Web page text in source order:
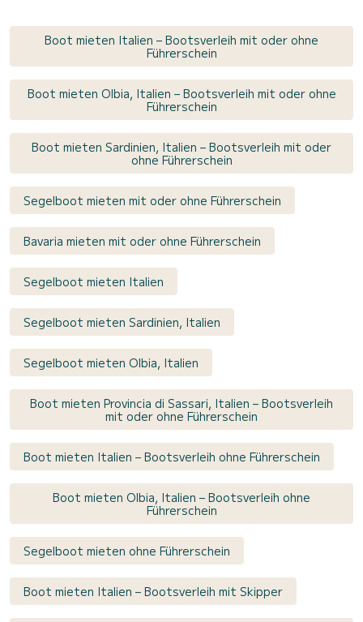
Boot mieten Italien – Bootsverleih mit oder ohne
Führerschein
Boot mieten Olbia, Italien – Bootsverleih mit oder ohne
Führerschein
Boot mieten Sardinien, Italien – Bootsverleih mit oder
ohne Führerschein
Segelboot mieten mit oder ohne Führerschein
Bavaria mieten mit oder ohne Führerschein
Segelboot mieten Italien
Segelboot mieten Sardinien, Italien
Segelboot mieten Olbia, Italien
Boot mieten Provincia di Sassari, Italien – Bootsverleih
mit oder ohne Führerschein
Boot mieten Italien – Bootsverleih ohne Führerschein
Boot mieten Olbia, Italien – Bootsverleih ohne
Führerschein
Segelboot mieten ohne Führerschein
Boot mieten Italien – Bootsverleih mit Skipper